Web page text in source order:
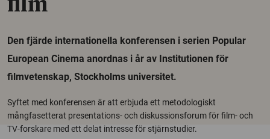
film
Den fjärde internationella konferensen i serien Popular
European Cinema anordnas i år av Institutionen för
filmvetenskap, Stockholms universitet.
Syftet med konferensen är att erbjuda ett metodologiskt
mångfasetterat presentations- och diskussionsforum för film- och
TV-forskare med ett delat intresse för stjärnstudier.